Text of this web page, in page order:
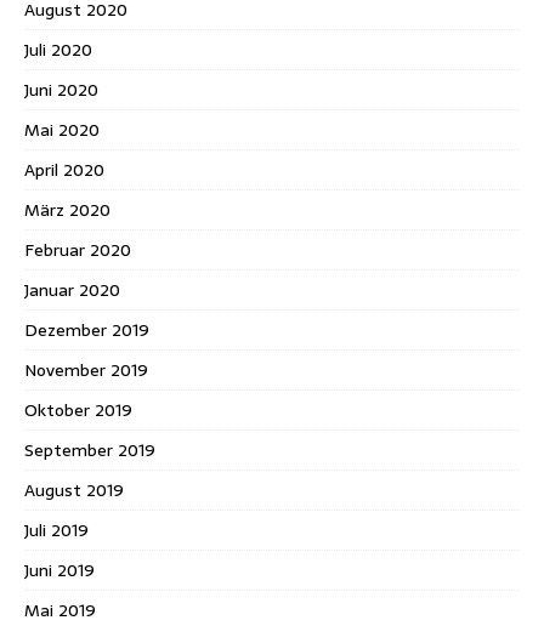
August 2020
Juli 2020
Juni 2020
Mai 2020
April 2020
März 2020
Februar 2020
Januar 2020
Dezember 2019
November 2019
Oktober 2019
September 2019
August 2019
Juli 2019
Juni 2019
Mai 2019